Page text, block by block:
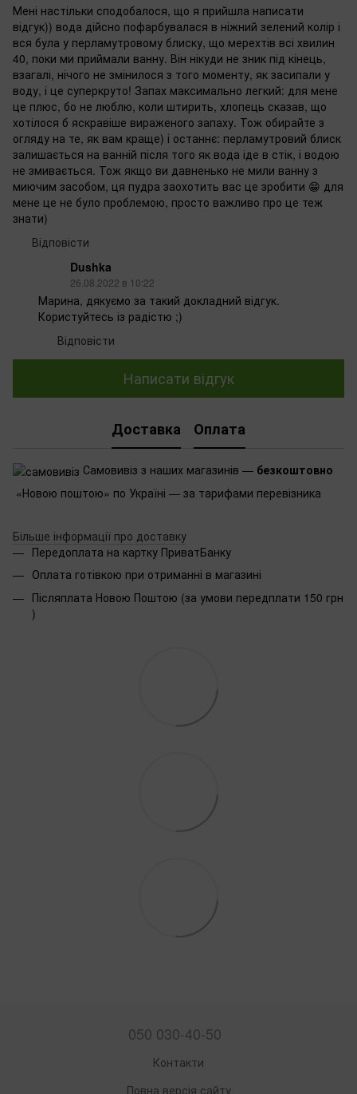
Мені настільки сподобалося, що я прийшла написати
відгук)) вода дійсно пофарбувалася в ніжний зелений колір і
вся була у перламутровому блиску, що мерехтів всі хвилин
40, поки ми приймали ванну. Він нікуди не зник під кінець,
взагалі, нічого не змінилося з того моменту, як засипали у
воду, і це суперкруто! Запах максимально легкий: для мене
це плюс, бо не люблю, коли штирить, хлопець сказав, що
хотілося б яскравіше вираженого запаху. Тож обирайте з
огляду на те, як вам краще) і останнє: перламутровий блиск
залишається на ванній після того як вода іде в стік, і водою
не змивається. Тож якщо ви давненько не мили ванну з
миючим засобом, ця пудра заохотить вас це зробити 😁 для
мене це не було проблемою, просто важливо про це теж
знати)
Відповісти
Dushka
26.08.2022 в 10:22
Марина, дякуємо за такий докладний відгук.
Користуйтесь із радістю ;)
Відповісти
Написати відгук
Доставка Оплата
Самовивіз з наших магазинів — безкоштовно
«Новою поштою» по Україні — за тарифами перевізника
Більше інформації про доставку
Передоплата на картку ПриватБанку
Оплата готівкою при отриманні в магазині
Післяплата Новою Поштою (за умови передплати 150 грн
)
050 030-40-50
Контакти
Повна версія сайту